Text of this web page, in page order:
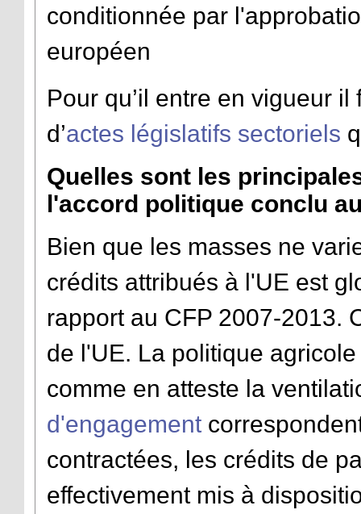
conditionnée par
européen
Pour qu’il entre en vigueur
d’actes législatifs sectoriels
Quelles sont les
l'accord politique conclu
Bien que les masses ne
crédits attribués à l'UE est
rapport au CFP 2007-2013.
de l'UE. La politique
comme en atteste la
d'engagement
contractées, les crédits de
effectivement mis à